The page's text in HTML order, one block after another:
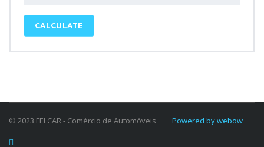
CALCULATE
© 2023 FELCAR - Comércio de Automóveis Powered by webow